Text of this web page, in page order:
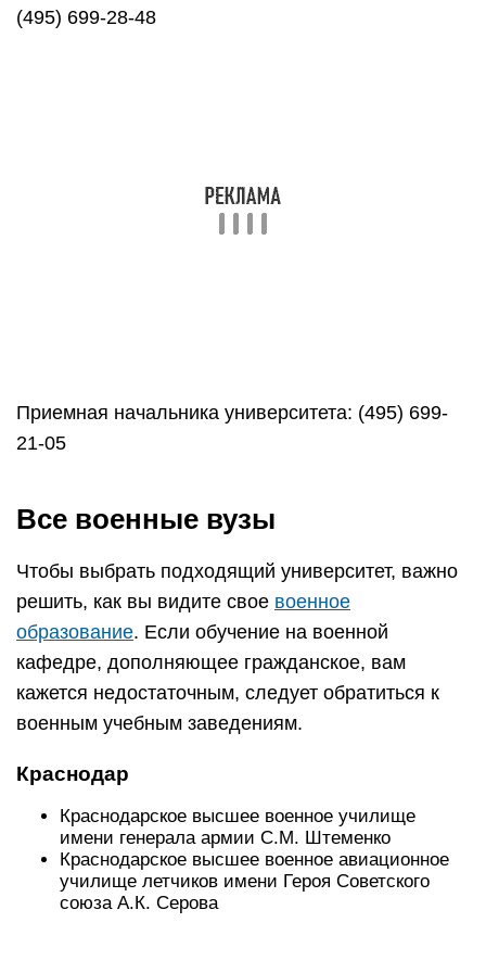
(495) 699-28-48
Приемная начальника университета: (495) 699-
21-05
Все военные вузы
Чтобы выбрать подходящий университет, важно
решить, как вы видите свое военное
образование. Если обучение на военной
кафедре, дополняющее гражданское, вам
кажется недостаточным, следует обратиться к
военным учебным заведениям.
Краснодар
Краснодарское высшее военное училище
имени генерала армии С.М. Штеменко
Краснодарское высшее военное авиационное
училище летчиков имени Героя Советского
союза А.К. Серова